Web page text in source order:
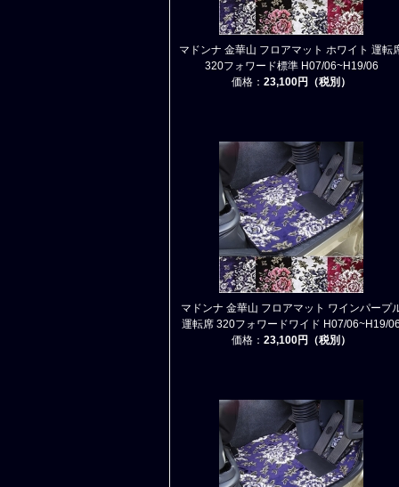
マドンナ 金華山 フロアマット ホワイト 運転
320フォワード標準 H07/06~H19/06
価格： 23,100円（税別）
マドンナ 金華山 フロアマット ワインパープ
運転席 320フォワードワイド H07/06~H19/
価格： 23,100円（税別）